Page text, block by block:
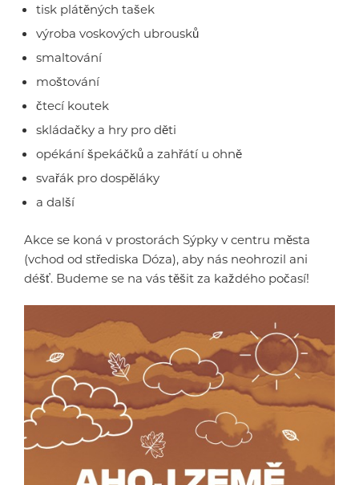
tisk plátěných tašek
výroba voskových ubrousků
smaltování
moštování
čtecí koutek
skládačky a hry pro děti
opékání špekáčků a zahřátí u ohně
svařák pro dospěláky
a další
Akce se koná v prostorách Sýpky v centru města
(vchod od střediska Dóza), aby nás neohrozil ani
déšť. Budeme se na vás těšit za každého počasí!